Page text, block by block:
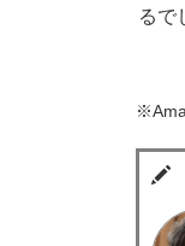
るで